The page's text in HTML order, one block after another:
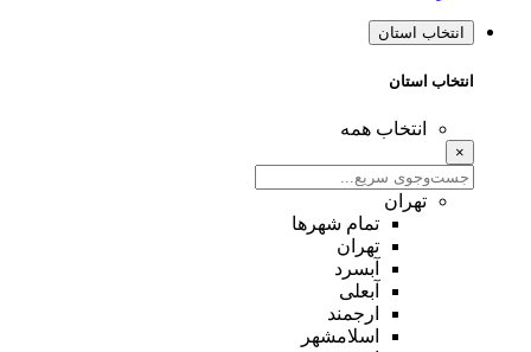
استان
استان
انتخاب همه
تمام شهر‌ها
اسلامشهر